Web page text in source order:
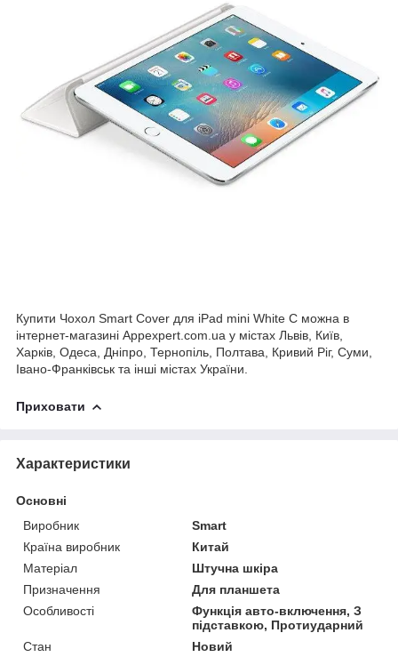
Купити Чохол Smart Cover для iPad mini White C можна в
інтернет-магазині Appexpert.com.ua у містах Львів, Київ,
Харків, Одеса, Дніпро, Тернопіль, Полтава, Кривий Ріг, Суми,
Івано-Франківськ та інші містах України.
Приховати
Характеристики
Основні
Виробник
Smart
Країна виробник
Китай
Матеріал
Штучна шкіра
Призначення
Для планшета
Особливості
Функція авто-включення, З
підставкою, Протиударний
Стан
Новий